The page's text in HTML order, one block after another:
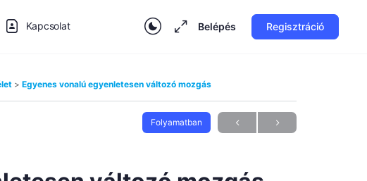
Kapcsolat Belépés Regisztráció
Egyenes vonalú egyenletesen változó mozgás
Folyamatban